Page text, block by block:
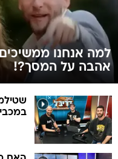
למה אנחנו
אהבה על המסך?!
במכבי